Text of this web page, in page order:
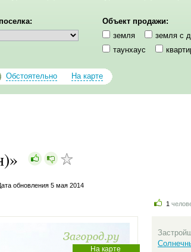
Объект продажи:
земля
земля с
таунхаус
Обстоятельно На карте
обновления 5 мая 2014
На карте
1